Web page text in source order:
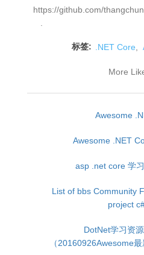
https://github.com/
标签: .NET Core
More
Awesome
Awesome .NET
asp .net core 学
List of bbs Community
project
DotNet学习资
（20160926Awesome